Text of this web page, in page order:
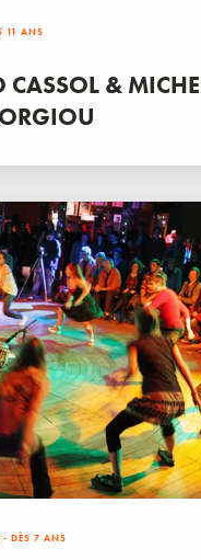
11 ANS
CASSOL &
- DÈS 7 ANS